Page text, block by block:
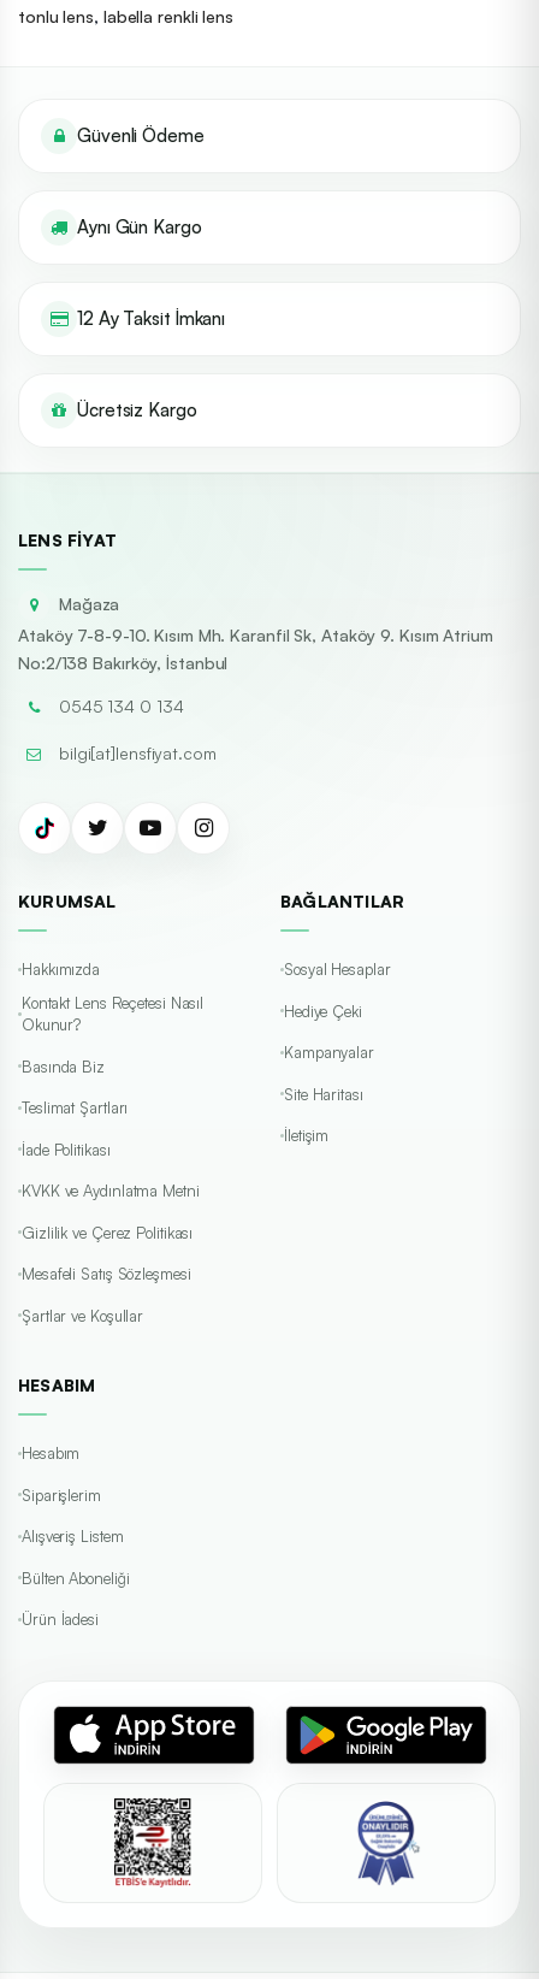
tonlu lens, labella renkli lens
Güvenli Ödeme
Aynı Gün Kargo
12 Ay Taksit İmkanı
Ücretsiz Kargo
LENS FIYAT
Mağaza
Ataköy 7-8-9-10. Kısım Mh. Karanfil Sk, Ataköy 9. Kısım Atrium
No:2/138 Bakırköy, İstanbul
0545 134 0 134
bilgi[at]lensfiyat.com
KURUMSAL
Hakkımızda
Kontakt Lens Reçetesi Nasıl
Okunur?
Basında Biz
Teslimat Şartları
İade Politikası
KVKK ve Aydınlatma Metni
Gizlilik ve Çerez Politikası
Mesafeli Satış Sözleşmesi
Şartlar ve Koşullar
BAĞLANTILAR
Sosyal Hesaplar
Hediye Çeki
Kampanyalar
Site Haritası
İletişim
HESABIM
Hesabım
Siparişlerim
Alışveriş Listem
Bülten Aboneliği
Ürün İadesi